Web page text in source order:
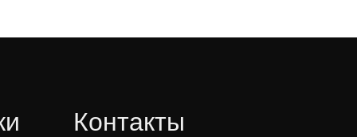
Контакты